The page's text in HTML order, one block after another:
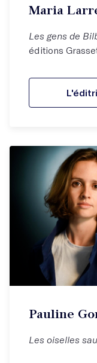
Maria
Les gens de
éditions
Pauline
Les oiselles